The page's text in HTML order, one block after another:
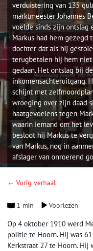
verduistering van 135
marktmeester Johannes
voelde sinds zijn ontslag
Markus had hem gezegd
dochter dat als hij
terugbetalen hij hem
gedaan. Het ontslag bij
inkomensachteruitgang.
schijnt met
wroeging over zijn daad
haatgevoelens tegen
waarin iemand om het
besloot hij Markus te
van Markus, nog in
afslager van onroerend
← Vorig verhaal
1 min Voorlezen
Op 4 oktober 1910 werd
politie te Hoorn. Hij was
Kerkstraat 27 te Hoorn. Hij